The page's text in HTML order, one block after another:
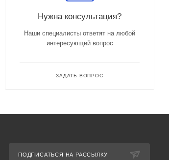
Нужна консультация?
Наши специалисты ответят на любой
интересующий вопрос
ЗАДАТЬ ВОПРОС
ПОДПИСАТЬСЯ НА РАССЫЛКУ